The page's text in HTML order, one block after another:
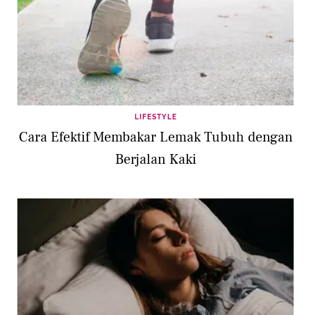
LIFESTYLE
Cara Efektif Membakar Lemak Tubuh dengan
Berjalan Kaki